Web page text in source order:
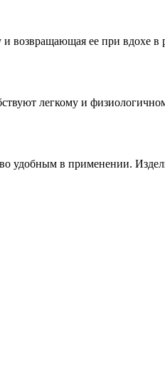
ее при вдохе
легкому и
удобным в применении.